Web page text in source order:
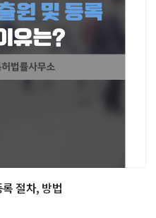
절차, 방법